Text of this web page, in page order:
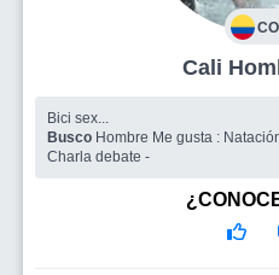
Cali
Bici sex...
Busco Hombre Me gusta :
Charla debate -